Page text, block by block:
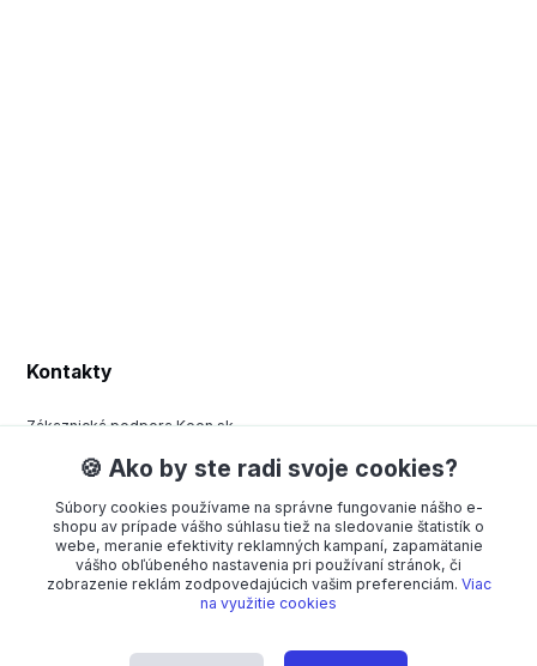
Kontakty
Zákaznická podpora Keen.sk
+420 377 443 970
(Po-Pá, 8-15 hod.)
order@americanway.sk
🍪 Ako by ste radi svoje cookies?
Súbory cookies používame na správne fungovanie nášho e-
shopu av prípade vášho súhlasu tiež na sledovanie štatistík o
webe, meranie efektivity reklamných kampaní, zapamätanie
vášho obľúbeného nastavenia pri používaní stránok, či
zobrazenie reklám zodpovedajúcich vašim preferenciám. Viac
na využitie cookies